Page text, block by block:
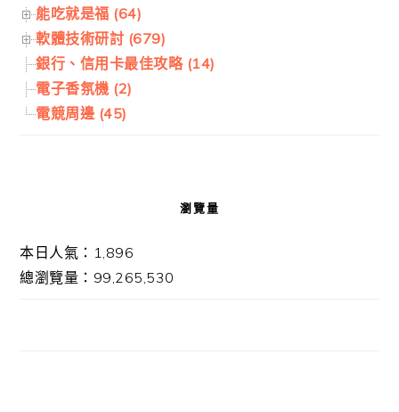
能吃就是福 (64)
軟體技術研討 (679)
銀行、信用卡最佳攻略 (14)
電子香氛機 (2)
電競周邊 (45)
瀏覽量
本日人氣：1,896
總瀏覽量：99,265,530